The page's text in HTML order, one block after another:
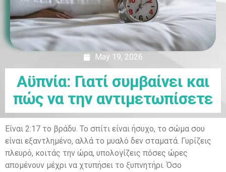
May 19, 2026
Αϋπνία: Γιατί συμβαίνει και
πώς να την αντιμετωπίσετε
Είναι 2:17 το βράδυ. Το σπίτι είναι ήσυχο, το σώμα σου
είναι εξαντλημένο, αλλά το μυαλό δεν σταματά. Γυρίζεις
πλευρό, κοιτάς την ώρα, υπολογίζεις πόσες ώρες
απομένουν μέχρι να χτυπήσει το ξυπνητήρι. Όσο